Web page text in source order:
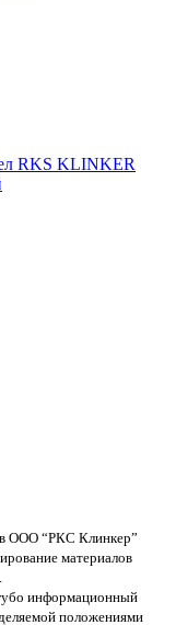
RKS KLINKER
ООО “РКС Клинкер”
материалов
информационный
положениями